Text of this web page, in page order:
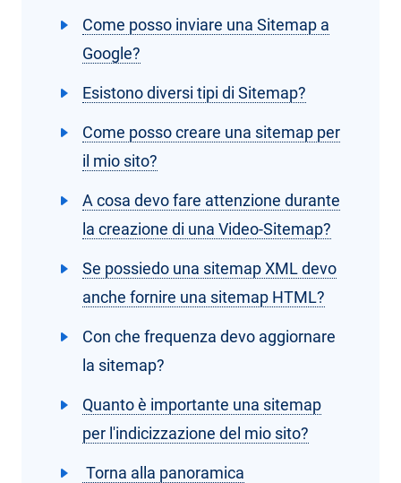
Come posso inviare una Sitemap a
Google?
Esistono diversi tipi di Sitemap?
Come posso creare una sitemap per
il mio sito?
A cosa devo fare attenzione durante
la creazione di una Video-Sitemap?
Se possiedo una sitemap XML devo
anche fornire una sitemap HTML?
Con che frequenza devo aggiornare
la sitemap?
Quanto è importante una sitemap
per l'indicizzazione del mio sito?
Torna alla panoramica